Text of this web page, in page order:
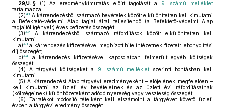
29/J. § (1) Az eredménykimutatás előírt tagolását a
9. számú melléklet
tartalmazza.
(2)41 A kárrendezésből származó bevételek között elkülönítetten kell kimutatni
a Befektető-védelmi Alap tagjai által teljesítendő (a Befektető-védelmi Alap
tagjaitól igényelt) éves befizetés összegét.
(3)42
A kárrendezésből származó ráfordítások között elkülönítetten kell
kimutatni:
a)43 a kárrendezés kifizetésével megbízott hitelintézetnek fizetett lebonyolítási
díj összegét;
b)44
a kárrendezés kifizetésével kapcsolatban felmerült egyéb költségek
összegét.
(4) A tárgyévi költségeket a 9. számú mellékletszerinti bontásban kell
kimutatni.
(5) A Kárrendezési Alap tárgyévi eredményeként – előjelének megfelelően –
kell kimutatni az üzleti év bevételeinek és az üzleti évi ráfordításainak
(költségeinek) különbözeteként adódó nyereség vagy veszteség összegét.
(6) Tartalékot módosító tételként kell elszámolni a tárgyévet követő üzleti
évben a tárgyévi eredmény összegét.